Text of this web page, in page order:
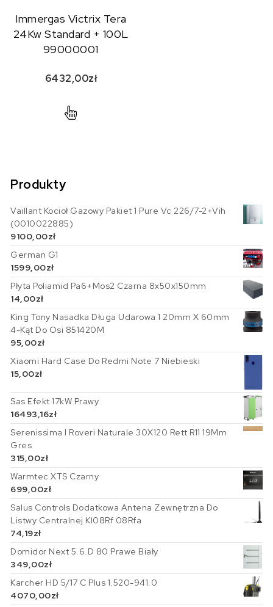
Immergas Victrix Tera
24Kw Standard + 100L
99000001
6432,00zł
Produkty
Vaillant Kocioł Gazowy Pakiet 1 Pure Vc 226/7-2+Vih
(0010022885)
9100,00zł
German G1
1599,00zł
Płyta Poliamid Pa6+Mos2 Czarna 8x50x150mm
14,00zł
King Tony Nasadka Długa Udarowa 1 20mm X 60mm
4-Kąt Do Osi 851420M
95,00zł
Xiaomi Hard Case Do Redmi Note 7 Niebieski
15,00zł
Sas Efekt 17kW Prawy
16493,16zł
Serenissima I Roveri Naturale 30X120 Rett R11 19Mm
Gres
315,00zł
Warmtec XTS Czarny
699,00zł
Salus Controls Dodatkowa Antena Zewnętrzna Do
Listwy Centralnej Kl08Rf 08Rfa
74,19zł
Domidor Next 5.6.D 80 Prawe Biały
349,00zł
Karcher HD 5/17 C Plus 1.520-941.0
4070,00zł